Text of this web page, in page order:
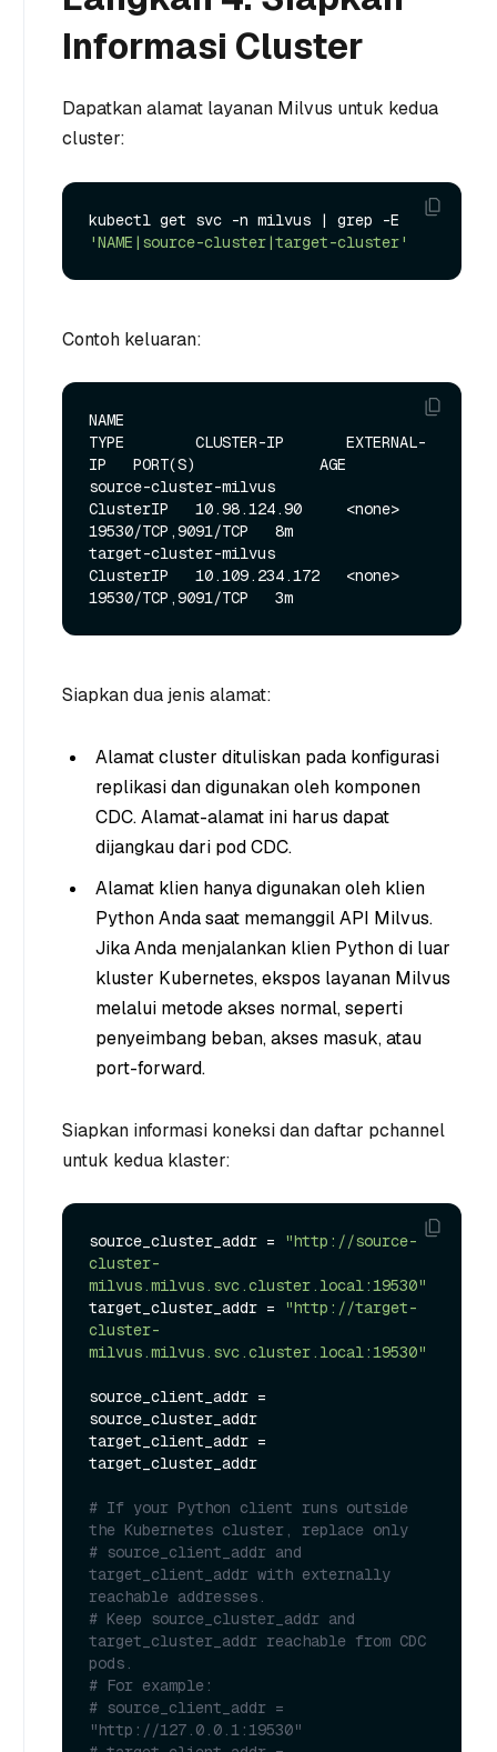
Informasi Cluster
Dapatkan alamat layanan Milvus untuk kedua
cluster:
'NAME|source-cluster|target-cluster'
Contoh keluaran:
NAME
TYPE        CLUSTER-IP       EXTERNAL-
IP   PORT(S)              AGE
source-cluster-milvus
ClusterIP   10.98.124.90     <none>
19530/TCP,9091/TCP   8m
target-cluster-milvus
ClusterIP   10.109.234.172   <none>
Siapkan dua jenis alamat:
Alamat cluster dituliskan pada konfigurasi
replikasi dan digunakan oleh komponen
CDC. Alamat-alamat ini harus dapat
dijangkau dari pod CDC.
Alamat klien hanya digunakan oleh klien
Python Anda saat memanggil API Milvus.
Jika Anda menjalankan klien Python di luar
kluster Kubernetes, ekspos layanan Milvus
melalui metode akses normal, seperti
penyeimbang beban, akses masuk, atau
port-forward.
Siapkan informasi koneksi dan daftar pchannel
untuk kedua klaster:
source_cluster_addr =
"http://source-
cluster-
milvus.milvus.svc.cluster.local:19530"
target_cluster_addr =
"http://target-
cluster-
milvus.milvus.svc.cluster.local:19530"
source_client_addr =
source_cluster_addr
target_client_addr =
target_cluster_addr
# If your Python client runs outside
the Kubernetes cluster, replace only
# source_client_addr and
target_client_addr with externally
reachable addresses.
# Keep source_cluster_addr and
target_cluster_addr reachable from CDC
pods.
# For example:
# source_client_addr =
"http://127.0.0.1:19530"